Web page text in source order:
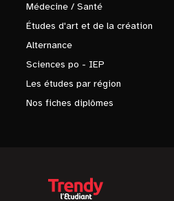
Médecine / Santé
Études d'art et de la création
Alternance
Sciences po - IEP
Les études par région
Nos fiches diplômes